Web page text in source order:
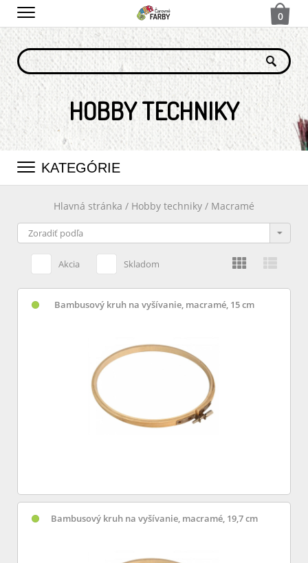
0
HOBBY TECHNIKY
KATEGÓRIE
Hlavná stránka / Hobby techniky / Macramé
Akcia Skladom
Bambusový kruh na vyšívanie, macramé, 15 cm
Bambusový kruh na vyšívanie, macramé, 19,7 cm